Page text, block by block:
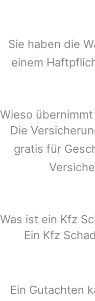
Sie haben die
einem
Wieso
Die
gratis für
Was ist ein Kfz
Ein Kfz
Ein Gutachten